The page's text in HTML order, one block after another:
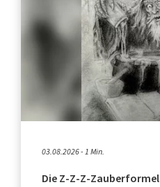
03.08.2026 - 1 Min.
Die Z-Z-Z-Zauberformel